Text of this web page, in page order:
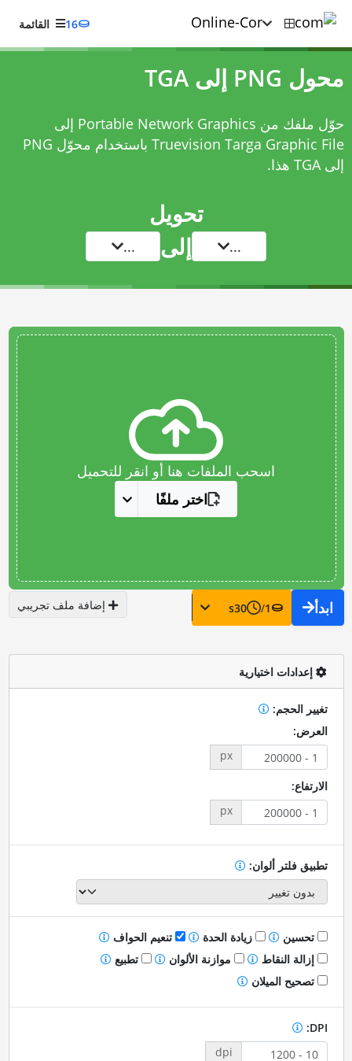
16 القائمة
محول PNG إلى TGA
حوّل ملفك من Portable Network Graphics إلى
Truevision Targa Graphic File باستخدام
محوّل PNG
إلى TGA
هذا.
تحويل
... إلى ...
اسحب الملفات هنا أو انقر للتحميل
اختر ملفًا
ابدأ 1
/
30
s إضافة ملف تجريبي
إعدادات اختيارية
تغيير الحجم:
العرض:
px
الارتفاع:
px
تطبيق فلتر ألوان:
تحسين زيادة الحدة
تنعيم الحواف
إزالة النقاط
موازنة الألوان
تطبيع
تصحيح الميلان
DPI:
dpi